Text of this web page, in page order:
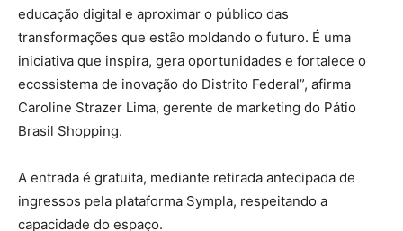
educação digital e aproximar o público das
transformações que estão moldando o futuro. É uma
iniciativa que inspira, gera oportunidades e fortalece o
ecossistema de inovação do Distrito Federal”, afirma
Caroline Strazer Lima, gerente de marketing do Pátio
Brasil Shopping.
A entrada é gratuita, mediante retirada antecipada de
ingressos pela plataforma Sympla, respeitando a
capacidade do espaço.